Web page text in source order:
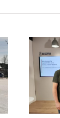
un
para
y
las